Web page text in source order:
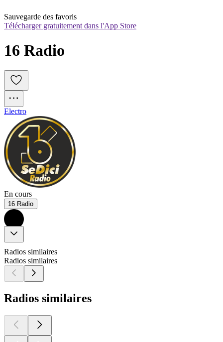
Sauvegarde des favoris
Télécharger gratuitement dans l'App Store
16 Radio
Electro
En cours
16 Radio
Radios similaires
Radios similaires
Radios similaires